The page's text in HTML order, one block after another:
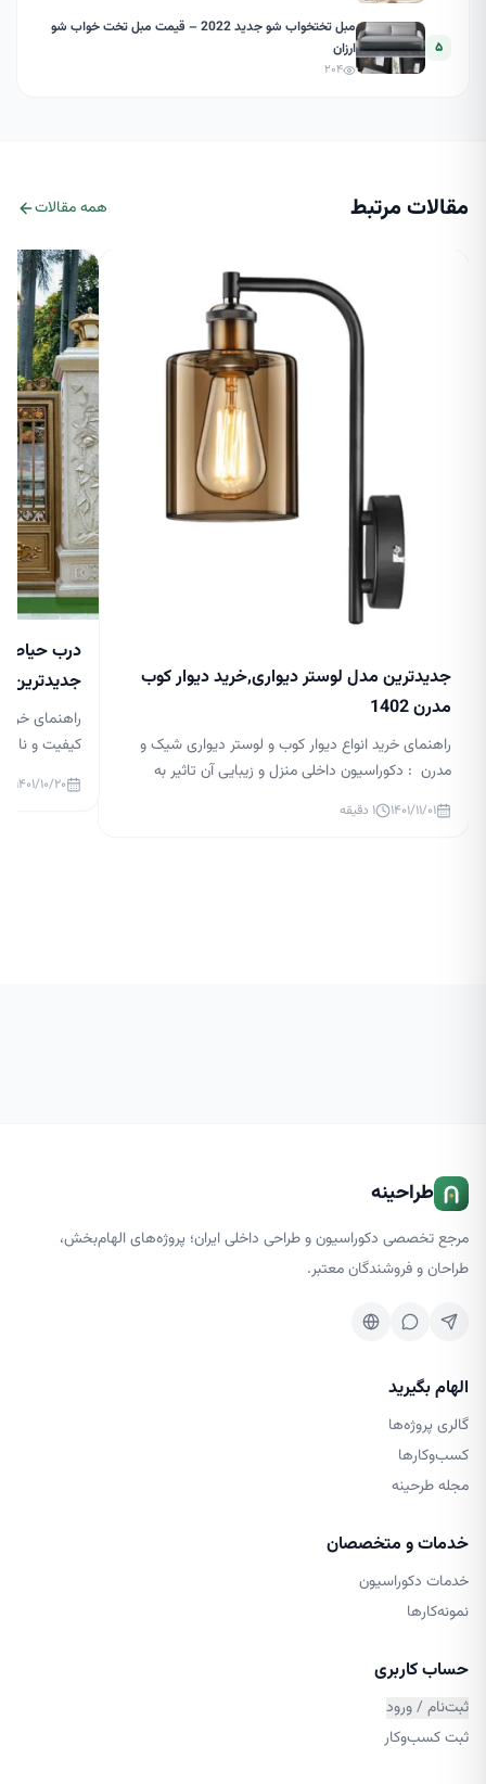
۵
مبل تختخواب شو جدید 2022 – قیمت مبل تخت خواب شو
ارزان
۲۰۴
مقالات مرتبط همه مقالات
جدیدترین مدل لوستر دیواری,خرید دیوار کوب
مدرن 1402
راهنمای خرید انواع دیوار کوب و لوستر دیواری شیک و
مدرن : دکوراسیون داخلی منزل و زیبایی آن تاثیر به
سزایی در آرامش افراد آن دارد. نورپردازی در دکوراسیون
داخلی بسیار مهم است و می تواند زیبایی منزل شما را
۱۴۰۱/۱۱/۰۱ ۱ دقیقه
درب حیاط
جدیدترین
راهنمای
کیفیت و
درب حیاط
گذار بر
۱۴۰۱/۱۰/۲۰
طراحینه
مرجع تخصصی دکوراسیون و طراحی داخلی ایران؛ پروژه‌های الهام‌بخش،
طراحان و فروشندگان معتبر.
الهام بگیرید
گالری پروژه‌ها
کسب‌وکارها
مجله طرحینه
خدمات و متخصصان
خدمات دکوراسیون
نمونه‌کارها
حساب کاربری
ثبت‌نام / ورود
ثبت کسب‌وکار